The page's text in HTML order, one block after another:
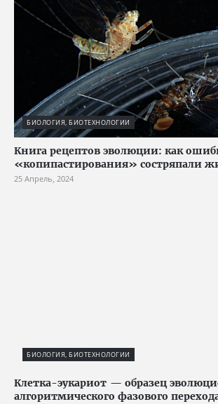
БИОЛОГИЯ, БИОТЕХНОЛОГИИ
Книга рецептов эволюции: как
«копипастирования» состряпали
25 Апрель, 2024
БИОЛОГИЯ, БИОТЕХНОЛОГИИ
Клетка-эукариот — образец
алгоритмического фазового